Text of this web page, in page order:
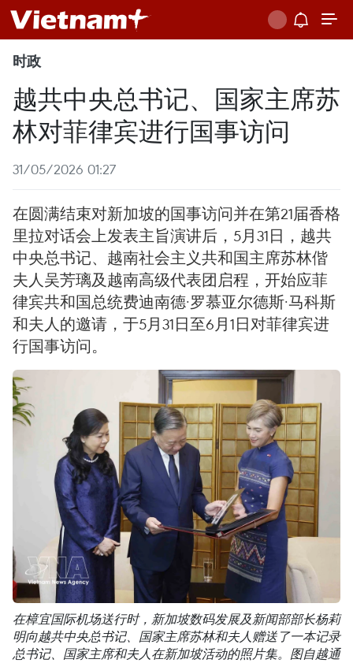
时政
越共中央总书记、国家主席苏
林对菲律宾进行国事访问
31/05/2026 01:27
在圆满结束对新加坡的国事访问并在第21届香格
里拉对话会上发表主旨演讲后，5月31日，越共
中央总书记、越南社会主义共和国主席苏林偕
夫人吴芳璃及越南高级代表团启程，开始应菲
律宾共和国总统费迪南德·罗慕亚尔德斯·马科斯
和夫人的邀请，于5月31日至6月1日对菲律宾进
行国事访问。
在樟宜国际机场送行时，新加坡数码发展及新闻部部长杨莉
明向越共中央总书记、国家主席苏林和夫人赠送了一本记录
总书记、国家主席和夫人在新加坡活动的照片集。图自越通